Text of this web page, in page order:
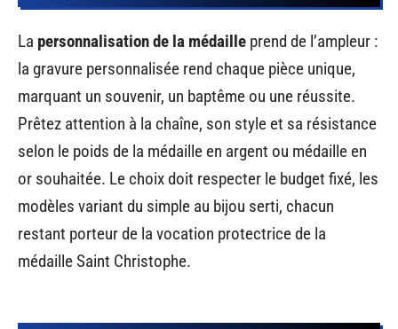
La personnalisation de la médaille prend de l’ampleur :
la gravure personnalisée rend chaque pièce unique,
marquant un souvenir, un baptême ou une réussite.
Prêtez attention à la chaîne, son style et sa résistance
selon le poids de la médaille en argent ou médaille en
or souhaitée. Le choix doit respecter le budget fixé, les
modèles variant du simple au bijou serti, chacun
restant porteur de la vocation protectrice de la
médaille Saint Christophe.